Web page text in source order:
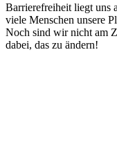
Barrierefreiheit liegt uns
viele Menschen unsere
Noch sind wir nicht am
dabei, das zu ändern!